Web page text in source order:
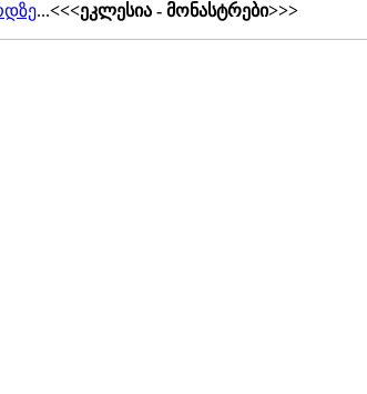
...<<<ეკლესია - მონასტრები>>>